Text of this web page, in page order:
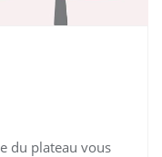
du plateau vous